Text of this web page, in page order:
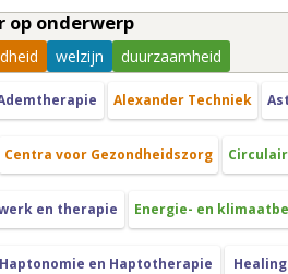
op onderwerp
welzijn duurzaamheid
Alexander Techniek
Centra voor Gezondheidszorg
en therapie Energie- en
Haptonomie en Haptotherapie